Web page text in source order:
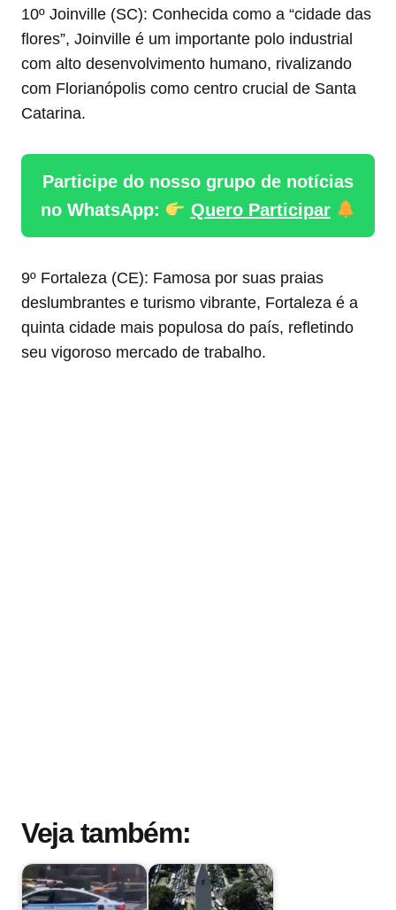
10º Joinville (SC): Conhecida como a “cidade das
flores”, Joinville é um importante polo industrial
com alto desenvolvimento humano, rivalizando
com Florianópolis como centro crucial de Santa
Catarina.
Participe do nosso grupo de notícias
no WhatsApp:
Quero Participar
9º Fortaleza (CE): Famosa por suas praias
deslumbrantes e turismo vibrante, Fortaleza é a
quinta cidade mais populosa do país, refletindo
seu vigoroso mercado de trabalho.
Veja também: